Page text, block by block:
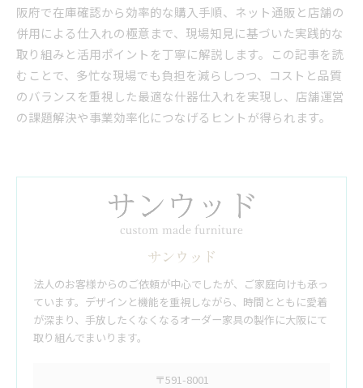
阪府で在庫確認から効率的な購入手順、ネット通販と店舗の
併用による仕入れの極意まで、現場知見に基づいた実践的な
取り組みと活用ポイントを丁寧に解説します。この記事を読
むことで、多忙な現場でも負担を減らしつつ、コストと品質
のバランスを重視した最適な什器仕入れを実現し、店舗運営
の課題解決や事業効率化につなげるヒントが得られます。
サンウッド
法人のお客様からのご依頼が中心でしたが、ご家庭向けも承っ
ています。デザインと機能を重視しながら、時間とともに愛着
が深まり、手放したくなくなるオーダー家具の製作に大阪にて
取り組んでまいります。
〒591-8001